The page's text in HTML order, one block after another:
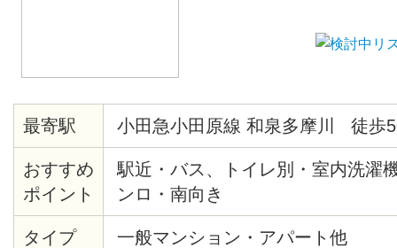
最寄駅 小田急小田原線 和泉多摩川 徒歩
おすすめ
ポイント
駅近・バス、トイレ別・室内洗濯
ンロ・南向き
タイプ 一般マンション・アパート他